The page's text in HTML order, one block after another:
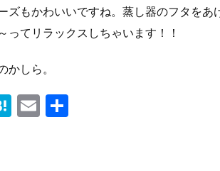
ズもかわいいですね。蒸し器のフタを
ってリラックスしちゃいます！！
かしら。
H
E